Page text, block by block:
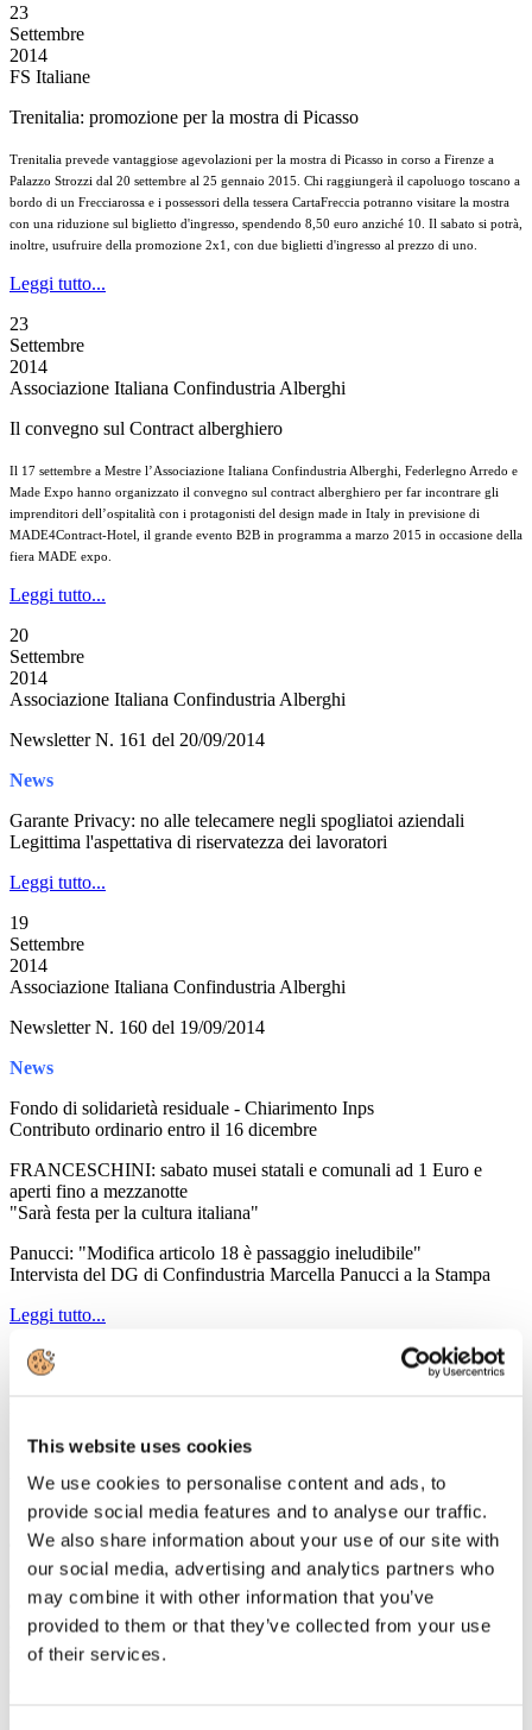
This website uses cookies
We use cookies to personalise content and ads, to
provide social media features and to analyse our traffic.
We also share information about your use of our site with
our social media, advertising and analytics partners who
may combine it with other information that you’ve
provided to them or that they’ve collected from your use
of their services.
23
Settembre
2014
FS Italiane
Trenitalia: promozione per la mostra di Picasso
Trenitalia prevede vantaggiose agevolazioni per la mostra di Picasso in corso a Firenze a
Palazzo Strozzi dal 20 settembre al 25 gennaio 2015. Chi raggiungerà il capoluogo toscano a
bordo di un Frecciarossa e i possessori della tessera CartaFreccia potranno visitare la mostra
con una riduzione sul biglietto d'ingresso, spendendo 8,50 euro anziché 10. Il sabato si potrà,
inoltre, usufruire della promozione 2x1, con due biglietti d'ingresso al prezzo di uno.
Leggi tutto...
23
Settembre
2014
Associazione Italiana Confindustria Alberghi
Il convegno sul Contract alberghiero
Il 17 settembre a Mestre l’Associazione Italiana Confindustria Alberghi, Federlegno Arredo e
Made Expo hanno organizzato il convegno sul contract alberghiero per far incontrare gli
imprenditori dell’ospitalità con i protagonisti del design made in Italy in previsione di
MADE4Contract-Hotel, il grande evento B2B in programma a marzo 2015 in occasione della
fiera MADE expo.
Leggi tutto...
20
Settembre
2014
Associazione Italiana Confindustria Alberghi
Newsletter N. 161 del 20/09/2014
News
Garante Privacy: no alle telecamere negli spogliatoi aziendali
Legittima l'aspettativa di riservatezza dei lavoratori
Leggi tutto...
19
Settembre
2014
Associazione Italiana Confindustria Alberghi
Newsletter N. 160 del 19/09/2014
News
Fondo di solidarietà residuale - Chiarimento Inps
Contributo ordinario entro il 16 dicembre
FRANCESCHINI: sabato musei statali e comunali ad 1 Euro e
aperti fino a mezzanotte
"Sarà festa per la cultura italiana"
Panucci: "Modifica articolo 18 è passaggio ineludibile"
Intervista del DG di Confindustria Marcella Panucci a la Stampa
Leggi tutto...
18
Settembre
L'Era dell'Economia Digitale. Le nuove tecnologie a servizio di
tradizione ed identità
Una mattinata di studio dedicata all'impatto e alle molteplici
opportunità legate alla digitalizzazione
Il prossimo 26 settembre, presso l'Auditorium del Parco Nazionale
del Circeo a Sabaudia, Unindustria intende stimolare il confronto e
divulgare la conoscenza delle nuove modalità di gestione aziendale
supportate dalle recenti tecnologie, evidenziando i vantaggi